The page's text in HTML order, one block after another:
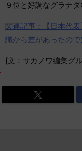
９位と好調なグラナダ
関連記事：【日本代
識から差があったので
[文：サカノワ編集グ